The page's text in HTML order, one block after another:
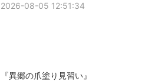
2026-08-05 12:51:34
『異郷の爪塗り見習い』